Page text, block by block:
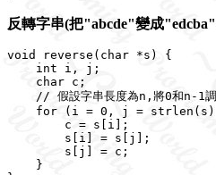
反轉字串(把"abcde"變成
void reverse(char *s) {
    int i, j;
    char c;
// 假設字串長度為n,將0和n-1
for (i = 0, j =
        c = s[i];
        s[i] = s[j];
        s[j] = c;
    }